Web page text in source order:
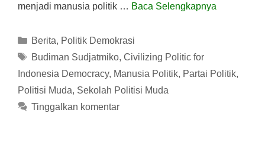
menjadi manusia politik … Baca Selengkapnya
Kategori
Berita, Politik Demokrasi
Tag
Budiman Sudjatmiko, Civilizing Politic for
Indonesia Democracy, Manusia Politik, Partai Politik,
Politisi Muda, Sekolah Politisi Muda
Tinggalkan komentar